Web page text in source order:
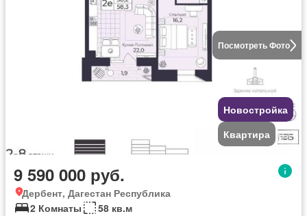
Посмотреть Фото
Новостройка
Квартира
9 590 000 руб.
Дербент, Дагестан Республика
2 Комнаты
58 кв.м